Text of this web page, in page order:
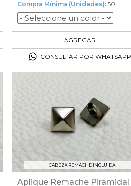
Compra Mínima (Unidades): 50
AGREGAR
50en el carrito
CONSULTAR POR WHATSAPP
CABEZA REMACHE INCLUIDA